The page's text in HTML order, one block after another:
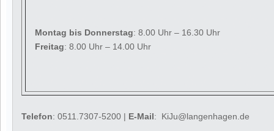
Montag bis Donnerstag: 8.00 Uhr – 16.30 Uhr
Freitag: 8.00 Uhr – 14.00 Uhr
Telefon: 0511.7307-5200 | E-Mail: KiJu@langenhagen.de